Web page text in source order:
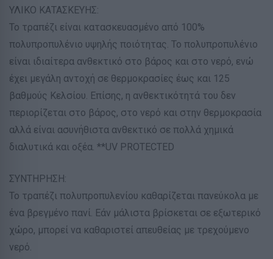
ΥΛΙΚΟ ΚΑΤΑΣΚΕΥΗΣ:
Το τραπέζι είναι κατασκευασμένο από 100%
πολυπροπυλένιο υψηλής ποιότητας. Το πολυπροπυλένιο
είναι ιδιαίτερα ανθεκτικό στο βάρος και στο νερό, ενώ
έχει μεγάλη αντοχή σε θερμοκρασίες έως και 125
βαθμούς Κελσίου. Επίσης, η ανθεκτικότητά του δεν
περιορίζεται στο βάρος, στο νερό και στην θερμοκρασία
αλλά είναι ασυνήθιστα ανθεκτικό σε πολλά χημικά
διαλυτικά και οξέα. **UV PROTECTED
ΣΥΝΤΗΡΗΣΗ:
Το τραπέζι πολυπροπυλενίου καθαρίζεται πανεύκολα με
ένα βρεγμένο πανί. Εάν μάλιστα βρίσκεται σε εξωτερικό
χώρο, μπορεί να καθαριστεί απευθείας με τρεχούμενο
νερό.